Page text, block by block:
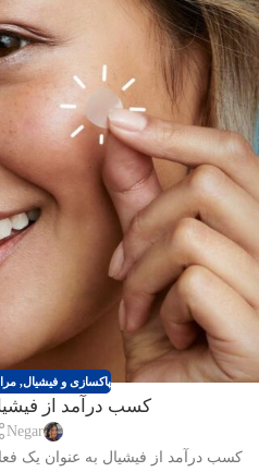
پاکسازی و فیشیال,
کسب درآمد از
Negar
کسب درآمد از فیشیال به عنوان یک